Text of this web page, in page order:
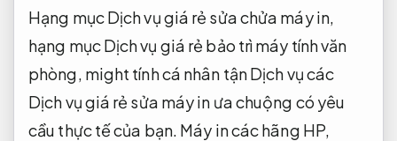
Hạng mục Dịch vụ giá rẻ sửa chửa máy in,
hạng mục Dịch vụ giá rẻ bảo trì máy tính văn
phòng, might tính cá nhân tận Dịch vụ các
Dịch vụ giá rẻ sửa máy in ưa chuộng có yêu
cầu thực tế của bạn. Máy in các hãng HP,